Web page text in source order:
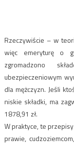
Rzeczywiście – w
więc emeryturę o
zgromadzono
ubezpieczeniowym
dla mężczyzn. Jeśli
niskie składki, ma
1878,91 zł.
W praktyce, te
prawie,